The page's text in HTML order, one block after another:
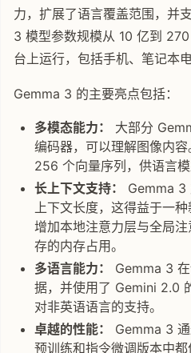
力，扩展了语言覆盖范围，并
3 模型参数规模从 10 亿到
台上运行，包括手机、笔记本
Gemma 3 的主要亮点包括：
多模态能力：
大部分
编码器，可以理解图像内
256 个向量序列，供语言模
长上下文支持：
Gemma 3
上下文长度，这得益于一
增加本地注意力层与全局
存的内存占用。
多语言能力：
Gemma 3
据，并使用了 Gemini 2.0
对非英语语言的支持。
卓越的性能：
Gemma 3
预训练和指令微调版本中